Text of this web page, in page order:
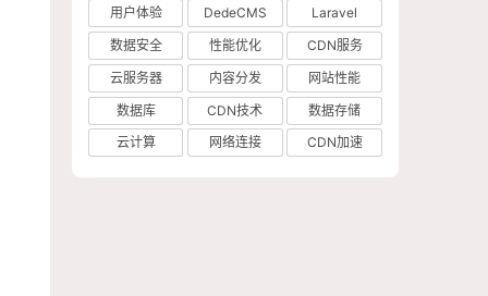
用户体验
DedeCMS
Laravel
数据安全
性能优化
CDN服务
云服务器
内容分发
网站性能
数据库
CDN技术
数据存储
云计算
网络连接 CDN加速